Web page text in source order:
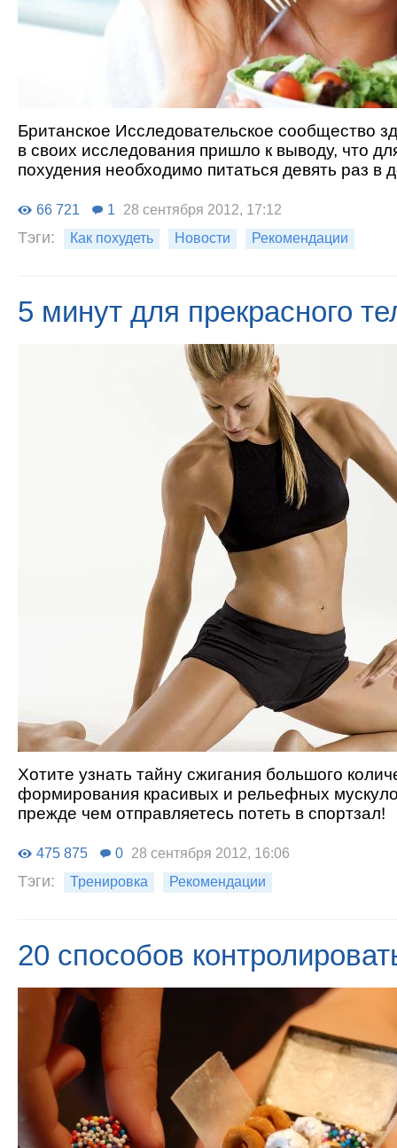
Британское Исследовательское сообщество
в своих исследования пришло к выводу, что
похудения необходимо питаться девять раз в
66 721 1 28 сентября 2012, 17:12
Тэги: Как похудеть Новости Рекомендации
5 минут для прекрасного
Хотите узнать тайну сжигания большого
формирования красивых и рельефных
прежде чем отправляетесь потеть в спортзал!
475 875 0 28 сентября 2012, 16:06
Тэги: Тренировка Рекомендации
20 способов